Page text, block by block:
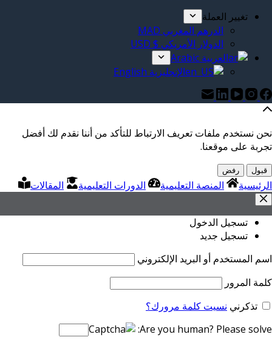
تغيير العملة
الدرهم المغربي MAD
الدولار الأمريكي $ USD
العربية Arabic
الإنجليزية English
نحن نستخدم ملفات تعريف الارتباط للتأكد من أننا نقدم لك أفضل
تجربة على موقعنا.
قبول رفض
الرئيسية المنصة التعليمية الدورات التعليمية المقالات
تسجيل الدخول
تسجيل جديد
اسم المستخدم أو البريد الإلكتروني
كلمة المرور
تذكرني نسيت كلمة مرورك؟
Are you human? Please solve: